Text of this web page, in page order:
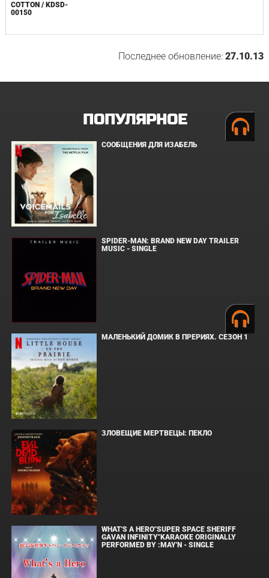
COTTON / KDSD-
00150
Последнее обновление:27.10.13
ПОПУЛЯРНОЕ
СООБЩЕНИЯ ДЛЯ ИЗАБЕЛЬ
SPIDER-MAN: BRAND NEW DAY TRAILER
MUSIC - SINGLE
МАЛЕНЬКИЙ ДОМИК В ПРЕРИЯХ. СЕЗОН 1
ЗЛОВЕЩИЕ МЕРТВЕЦЫ: ПЕКЛО
WHAT'S A HERO"SUPER SPACE SHERIFF
GAVAN INFINITY"KARAOKE ORIGINALLY
PERFORMED BY :MAY'N - SINGLE